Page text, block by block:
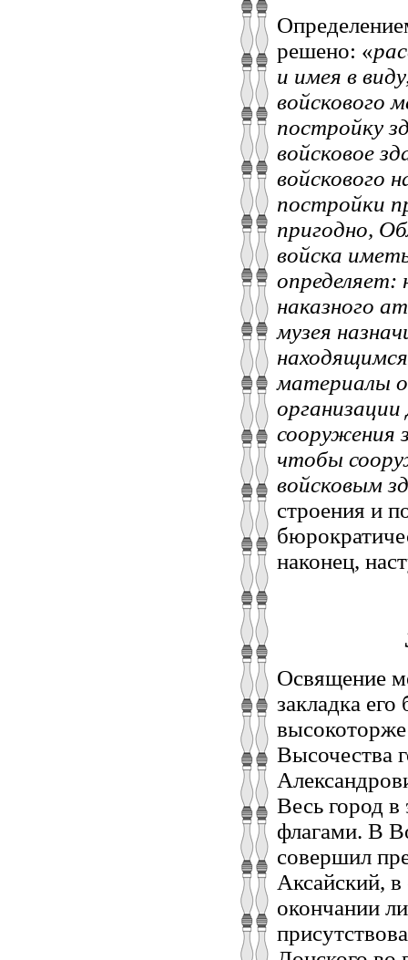
решено: «
и имея в
войскового
постройку
войсковое
войскового
постройки
пригодно,
войска
определяет:
наказного
музея
материалы
сооружения
чтобы
войсковым
строения и
наконец,
Освящение
закладка
Высочества
Весь город
флагами. В
совершил
Аксайский,
окончании